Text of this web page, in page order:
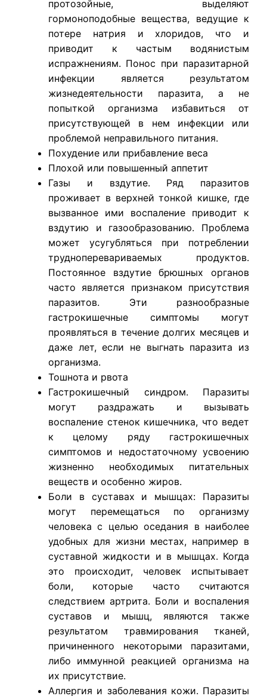
протозойные, выделяют
гормоноподобные вещества, ведущие к
потере натрия и хлоридов, что и
приводит к частым водянистым
испражнениям. Понос при паразитарной
инфекции является результатом
жизнедеятельности паразита, а не
попыткой организма избавиться от
присутствующей в нем инфекции или
проблемой неправильного питания.
Похудение или прибавление веса
Плохой или повышенный аппетит
Газы и вздутие. Ряд паразитов
проживает в верхней тонкой кишке, где
вызванное ими воспаление приводит к
вздутию и газообразованию. Проблема
может усугубляться при потреблении
трудноперевариваемых продуктов.
Постоянное вздутие брюшных органов
часто является признаком присутствия
паразитов. Эти разнообразные
гастрокишечные симптомы могут
проявляться в течение долгих месяцев и
даже лет, если не выгнать паразита из
организма.
Тошнота и рвота
Гастрокишечный синдром. Паразиты
могут раздражать и вызывать
воспаление стенок кишечника, что ведет
к целому ряду гастрокишечных
симптомов и недостаточному усвоению
жизненно необходимых питательных
веществ и особенно жиров.
Боли в суставах и мышцах: Паразиты
могут перемещаться по организму
человека с целью оседания в наиболее
удобных для жизни местах, например в
суставной жидкости и в мышцах. Когда
это происходит, человек испытывает
боли, которые часто считаются
следствием артрита. Боли и воспаления
суставов и мышц, являются также
результатом травмирования тканей,
причиненного некоторыми паразитами,
либо иммунной реакцией организма на
их присутствие.
Аллергия и заболевания кожи. Паразиты